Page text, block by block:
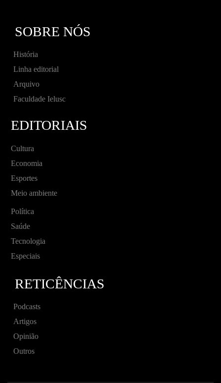
SOBRE NÓS
História
Linha editorial
Arquivo
Faculdade Ielusc
EDITORIAIS
Cultura
Economia
Esportes
Meio ambiente
Política
Saúde
Tecnologia
Especiais
RETICÊNCIAS
Podcasts
Artigos
Opinião
Outros